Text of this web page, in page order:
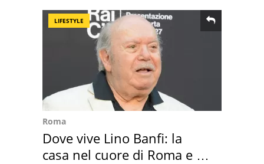
LIFESTYLE
Roma
Dove vive Lino Banfi: la
casa nel cuore di Roma e i